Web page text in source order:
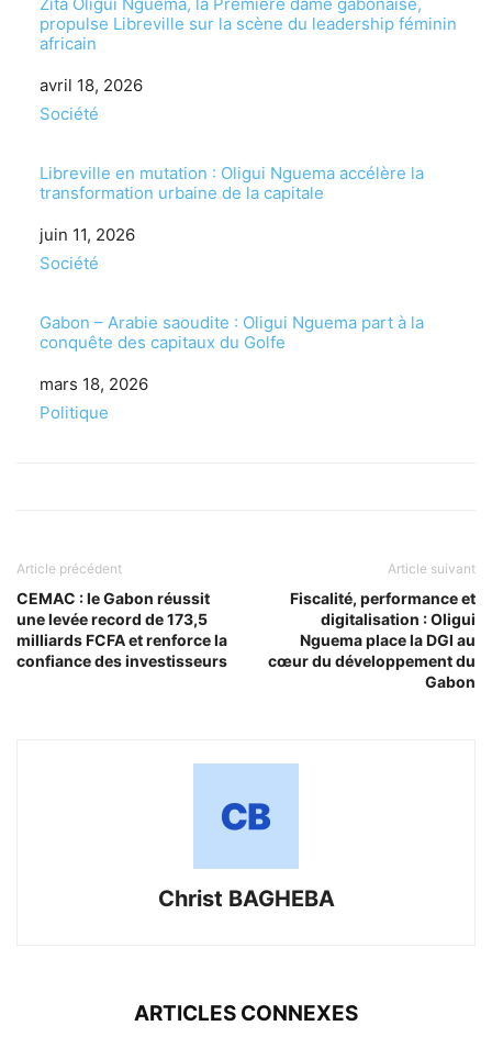
propulse Libreville sur la scène du leadership féminin
africain
Date
avril 18, 2026
Par rapport à
Société
Libreville en mutation : Oligui Nguema accélère la
transformation urbaine de la capitale
Date
juin 11, 2026
Par rapport à
Société
Gabon – Arabie saoudite : Oligui Nguema part à la
conquête des capitaux du Golfe
Date
mars 18, 2026
Par rapport à
Politique
Article précédent
CEMAC : le Gabon réussit
une levée record de 173,5
milliards FCFA et renforce la
confiance des investisseurs
Article suivant
Fiscalité, performance et
digitalisation : Oligui
Nguema place la DGI au
cœur du développement du
Gabon
Christ BAGHEBA
ARTICLES CONNEXES